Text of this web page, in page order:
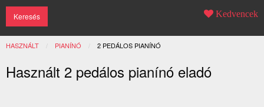
Kedvencek
HASZNÁLT PIANÍNÓ JELENLEGI:
2 PEDÁLOS PIANÍNÓ
Használt 2 pedálos pianínó eladó